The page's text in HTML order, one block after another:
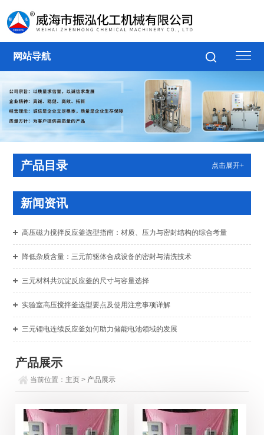
网站导航
产品目录 点击展开+
新闻资讯
高压磁力搅拌反应釜选型指南：材质、压力与密封结构的综合考量
降低杂质含量：三元前驱体合成设备的密封与清洗技术
三元材料共沉淀反应釜的尺寸与容量选择
实验室高压搅拌釜选型要点及使用注意事项详解
三元锂电连续反应釜如何助力储能电池领域的发展
产品展示
当前位置： 主页 > 产品展示